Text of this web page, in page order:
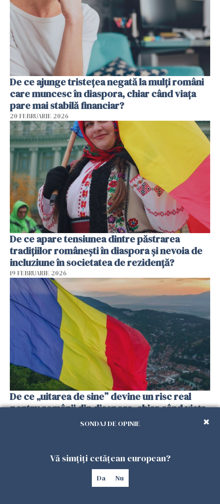
De ce ajunge tristețea negată la mulți români
care muncesc în diaspora, chiar când viața
pare mai stabilă financiar?
20 FEBRUARIE 2026
De ce apare tensiunea dintre păstrarea
tradițiilor românești în diaspora și nevoia de
incluziune în societatea de rezidență?
19 FEBRUARIE 2026
De ce „uitarea de sine” devine un risc real
pentru românii din diaspora, chiar când viața
pare aranjată pe hârtie?
SONDAJ DE OPINIE
Vă simțiți cetățean european?
Da Nu